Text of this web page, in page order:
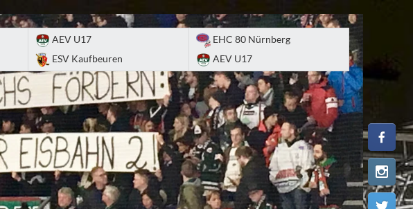
AEV U17
ESV Kaufbeuren
EHC 80 Nürnberg
AEV U17